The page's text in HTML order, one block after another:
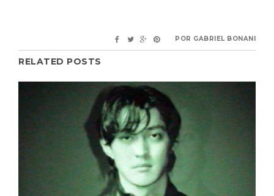
POR GABRIEL BONANI
RELATED POSTS